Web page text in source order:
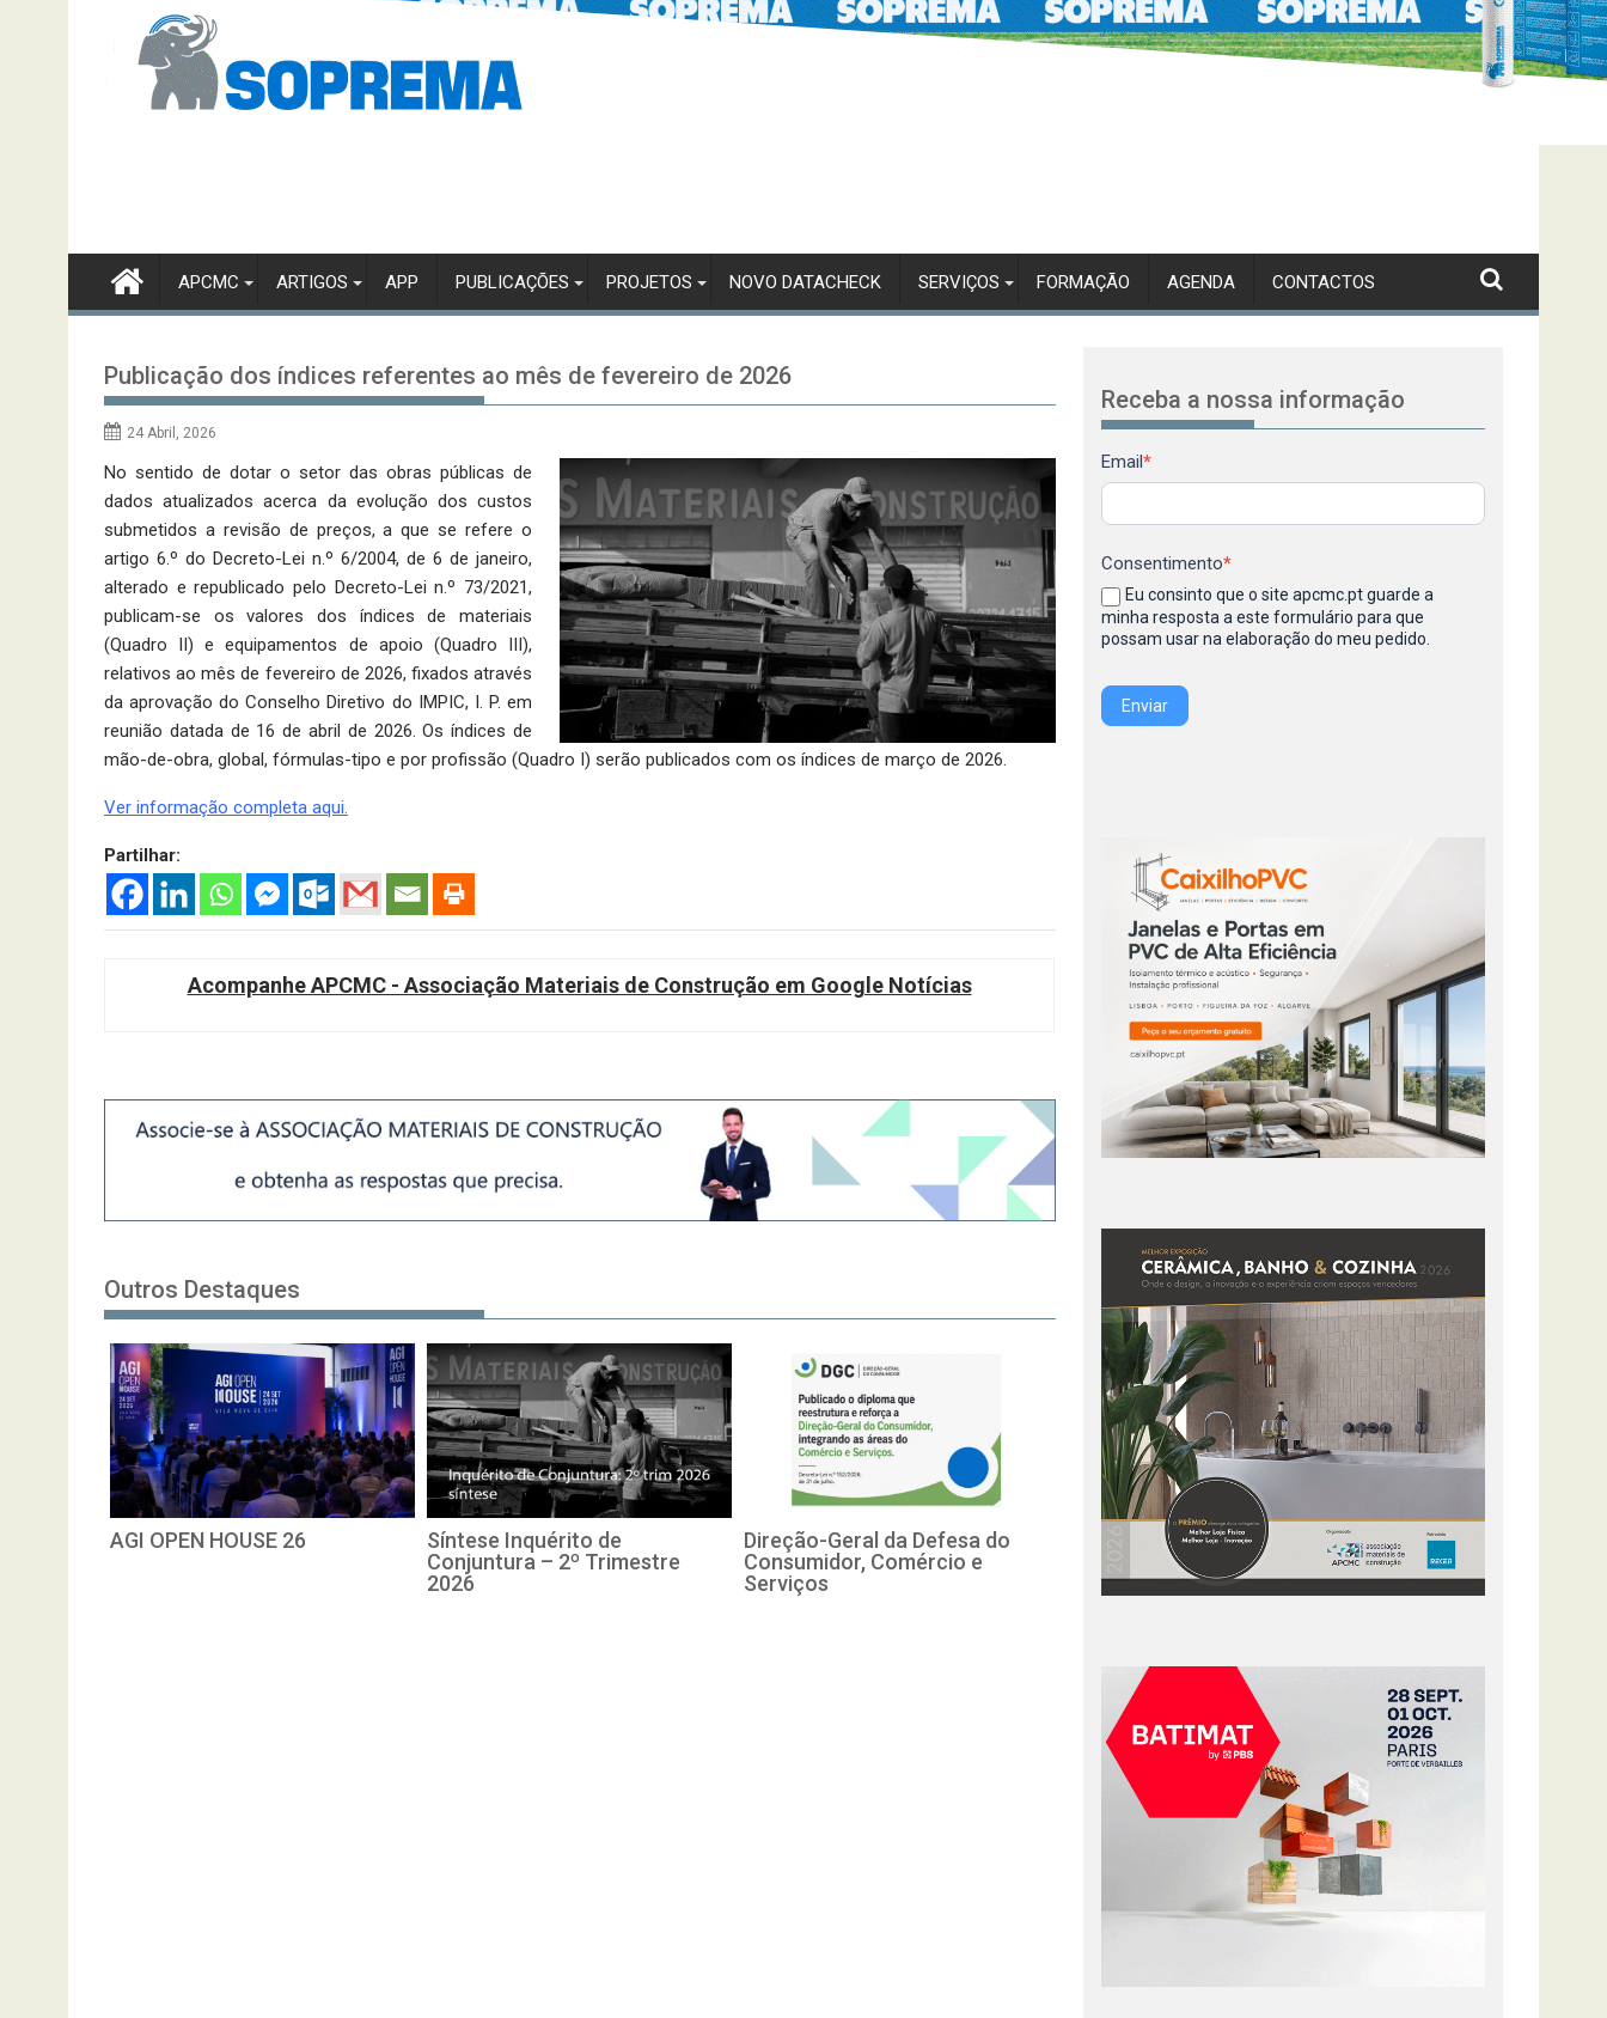
APCMC ARTIGOS APP PUBLICAÇÕES PROJETOS NOVO DATACHECK SERVIÇOS FORMAÇÃO AGENDA CONTACTOS
Publicação dos índices referentes ao mês de fevereiro de 2026
24 Abril, 2026
No sentido de dotar o setor das obras públicas de
dados atualizados acerca da evolução dos custos
submetidos a revisão de preços, a que se refere o
artigo 6.º do Decreto-Lei n.º 6/2004, de 6 de janeiro,
alterado e republicado pelo Decreto-Lei n.º 73/2021,
publicam-se os valores dos índices de materiais
(Quadro II) e equipamentos de apoio (Quadro III),
relativos ao mês de fevereiro de 2026, fixados através
da aprovação do Conselho Diretivo do IMPIC, I. P. em
reunião datada de 16 de abril de 2026. Os índices de
mão-de-obra, global, fórmulas-tipo e por profissão (Quadro I) serão publicados com os índices de março de 2026.
Ver informação completa aqui.
Partilhar:
Acompanhe APCMC - Associação Materiais de Construção em Google Notícias
Outros Destaques
AGI OPEN HOUSE 26
Síntese Inquérito de
Conjuntura – 2º Trimestre
2026
Direção-Geral da Defesa do
Consumidor, Comércio e
Serviços
Receba a nossa informação
Newsletter
Email *
Consentimento*
Eu consinto que o site apcmc.pt guarde a
minha resposta a este formulário para que
possam usar na elaboração do meu pedido.
Enviar